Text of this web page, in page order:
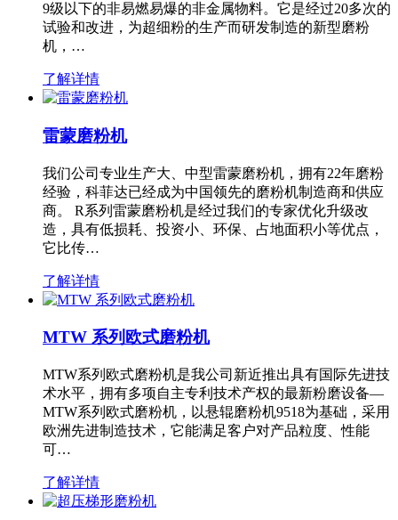
9级以下的非易燃易爆的非金属物料。它是经过20多次的
试验和改进，为超细粉的生产而研发制造的新型磨粉
机，…
了解详情
雷蒙磨粉机
我们公司专业生产大、中型雷蒙磨粉机，拥有22年磨粉
经验，科菲达已经成为中国领先的磨粉机制造商和供应
商。 R系列雷蒙磨粉机是经过我们的专家优化升级改
造，具有低损耗、投资小、环保、占地面积小等优点，
它比传…
了解详情
MTW 系列欧式磨粉机
MTW系列欧式磨粉机是我公司新近推出具有国际先进技
术水平，拥有多项自主专利技术产权的最新粉磨设备—
MTW系列欧式磨粉机，以悬辊磨粉机9518为基础，采用
欧洲先进制造技术，它能满足客户对产品粒度、性能
可…
了解详情